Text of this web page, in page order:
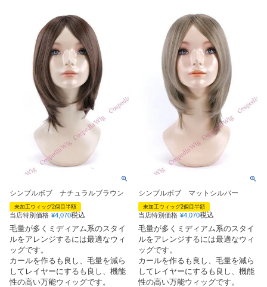
シンプルボブ ナチュラルブラウン
未加工ウィッグ2個目半額
当店特別価格 ¥4,070税込
毛量が多くミディアム系のスタイ
ルをアレンジするには最適なウィ
ッグです。
カールを作るも良し、毛量を減ら
してレイヤーにするも良し、機能
性の高い万能ウィッグです。
シンプルボブ マットシルバー
未加工ウィッグ2個目半額
当店特別価格 ¥4,070税込
毛量が多くミディアム系のスタイ
ルをアレンジするには最適なウィ
ッグです。
カールを作るも良し、毛量を減ら
してレイヤーにするも良し、機能
性の高い万能ウィッグです。